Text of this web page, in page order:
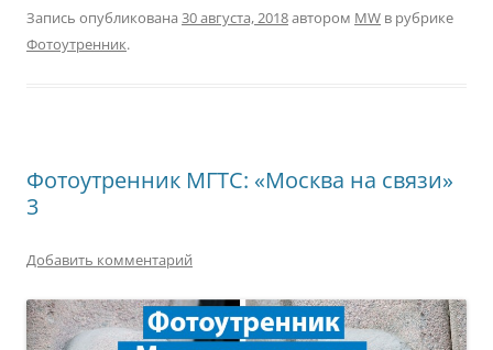
Запись опубликована 30 августа, 2018автором MW в рубрике
Фотоутренник.
Фотоутренник МГТС: «Москва на связи»
3
Добавить комментарий